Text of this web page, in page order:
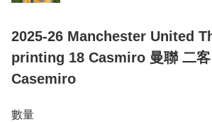
2025-26 Manchester United
printing 18 Casmiro 曼聯 二
Casemiro
數量